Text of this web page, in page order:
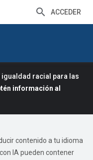
ACCEDER
racial para las
información al
contenido a tu idioma
IA pueden contener